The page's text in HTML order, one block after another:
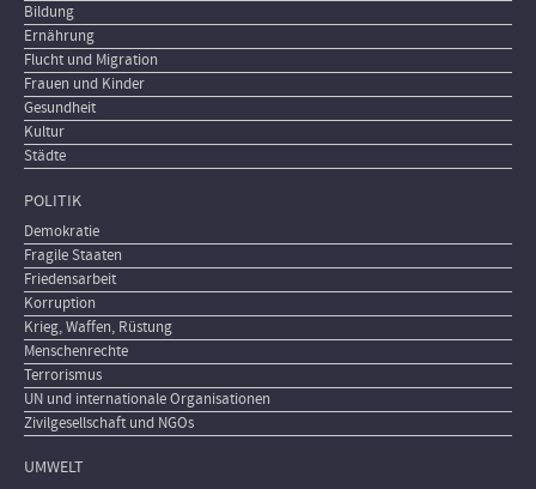
Bildung
Ernährung
Flucht und Migration
Frauen und Kinder
Gesundheit
Kultur
Städte
POLITIK
Demokratie
Fragile Staaten
Friedensarbeit
Korruption
Krieg, Waffen, Rüstung
Menschenrechte
Terrorismus
UN und internationale Organisationen
Zivilgesellschaft und NGOs
UMWELT